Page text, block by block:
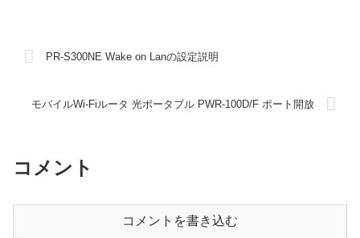
PR-S300NE Wake on Lanの設定説明
モバイルWi-Fiルータ 光ポータブル PWR-100D/F ポート開放
コメント
コメントを書き込む